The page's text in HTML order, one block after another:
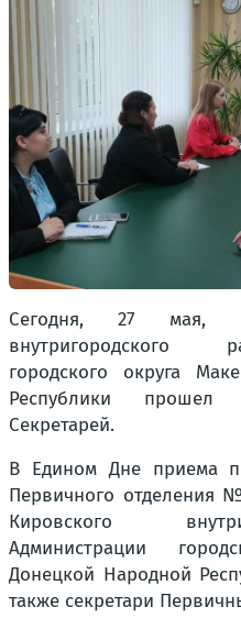
Сегодня, 27 мая,
внутригородского
городского округа
Республики
Секретарей.
В Едином Дне приема
Первичного отделения
Кировского
Администрации
Донецкой Народной
также секретари